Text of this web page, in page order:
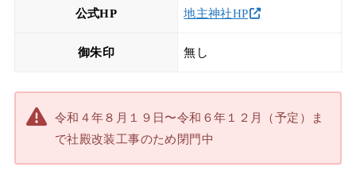
公式HP 地主神社HP
御朱印 無し
令和４年８月１９日〜令和６年１２月（予定）ま
で社殿改装工事のため閉門中